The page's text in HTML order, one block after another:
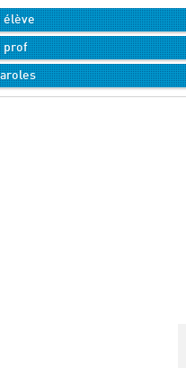
élève
prof